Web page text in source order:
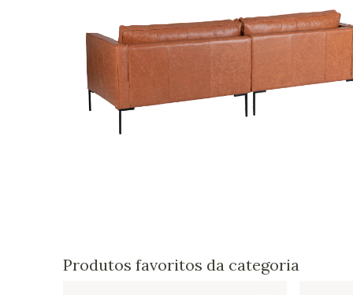
Produtos favoritos da categoria